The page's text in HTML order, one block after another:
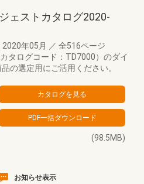
ェストカタログ2020-
2020年05月 ／ 全516ページ
タログコード：TD7000）のダイ
の選定用にご活用ください。
(98.5MB)
お知らせ表示